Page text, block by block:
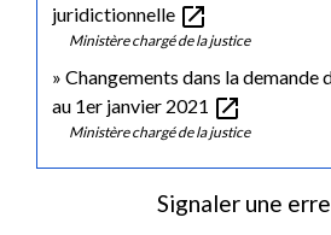
juridictionnelle open_in_new
Ministère chargé de la justice
Changements dans la
au 1er janvier 2021 open_in_new
Ministère chargé de la justice
Signaler une